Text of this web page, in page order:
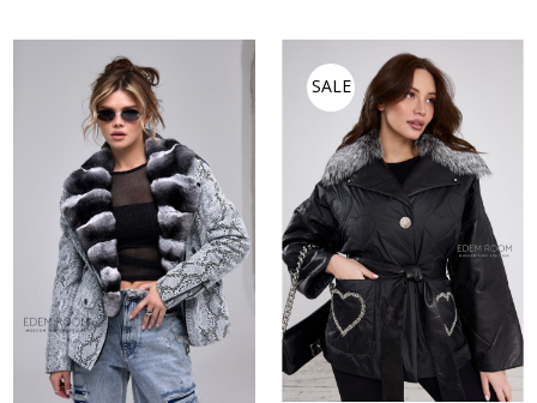
SALE